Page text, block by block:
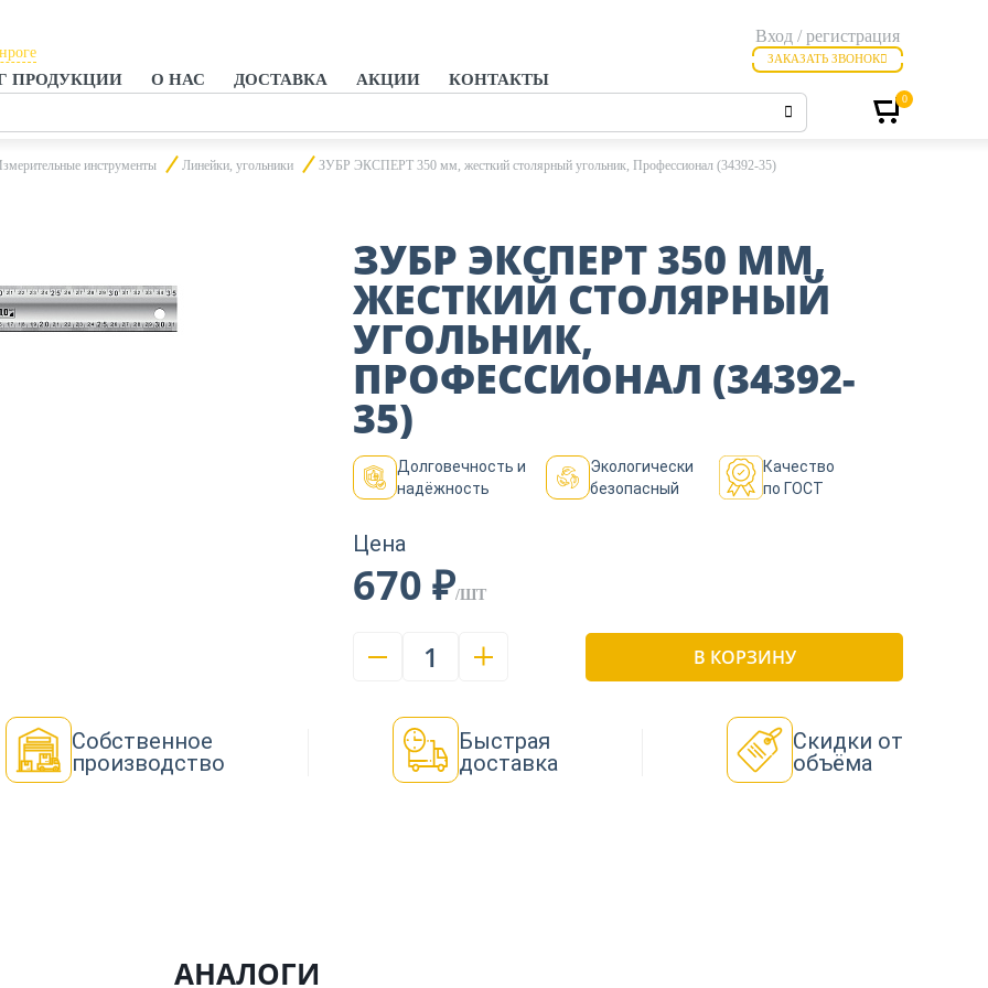
ПРОДУКЦИИ О НАС ДОСТАВКА АКЦИИ КОНТАКТЫ
на-Дону
Вход / регистрация
ЗАКАЗАТЬ ЗВОНОК
0
инструменты Линейки, угольники ЗУБР ЭКСПЕРТ 350 мм, жесткий столярный угольник, Профессионал (34392-35)
ЗУБР ЭКСПЕРТ 350 ММ,
ЖЕСТКИЙ СТОЛЯРНЫЙ
УГОЛЬНИК,
ПРОФЕССИОНАЛ (34392-
35)
Долговечность и
надёжность
Экологически
безопасный
Качество
по ГОСТ
Цена
670 ₽/ШТ
1 В КОРЗИНУ
Собственное
производство
Быстрая
доставка
Скидки от
объёма
АНАЛОГИ